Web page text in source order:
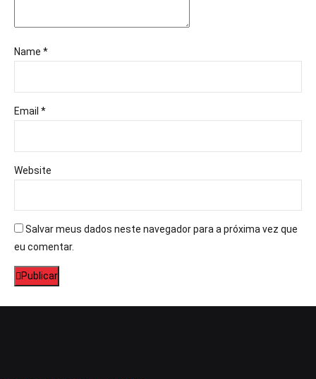
Name *
Email *
Website
Salvar meus dados neste navegador para a próxima vez que
eu comentar.
Publicar